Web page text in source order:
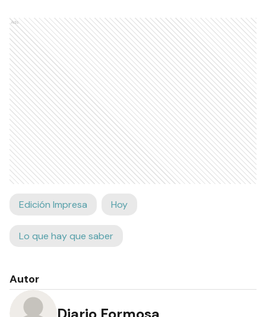
Ads
Edición Impresa Hoy
Lo que hay que saber
Autor